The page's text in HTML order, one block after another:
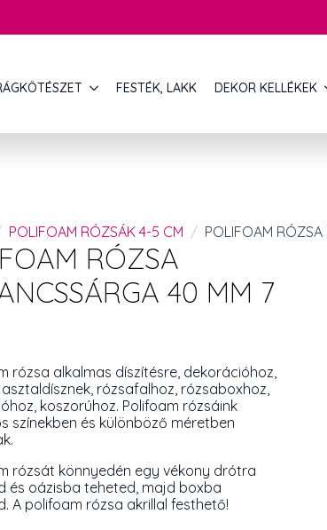
FESTÉK, LAKK DEKOR KELLÉKEK
POLIFOAM RÓZSÁK 4-5 CM POLIFOAM
RÓZSA
40 MM 7
rózsa alkalmas díszítésre, dekorációhoz,
rózsafalhoz, rózsaboxhoz,
koszorúhoz. Polifoam rózsáink
színekben és különböző méretben
rózsát könnyedén egy vékony drótra
és oázisba teheted, majd boxba
A polifoam rózsa akrillal festhető!